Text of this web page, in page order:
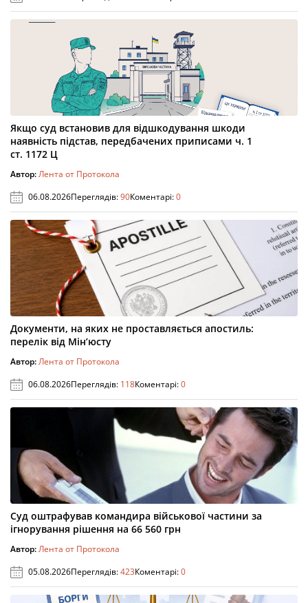
Якщо суд встановив для відшкодування шкоди
наявність підстав, передбачених приписами ч. 1
ст. 1172 Ц
Автор:Лента от Протокола
06.08.2026Переглядів:90Коментарі:0
Документи, на яких не проставляється апостиль:
перелік від Мін’юсту
Автор:Лента от Протокола
06.08.2026Переглядів: 118Коментарі:0
Суд оштрафував командира військової частини за
ігнорування рішення на 66 560 грн
Автор:Лента от Протокола
05.08.2026Переглядів:423Коментарі:0